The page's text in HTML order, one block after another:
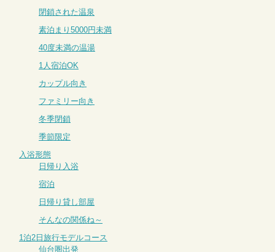
閉鎖された温泉
素泊まり5000円未満
40度未満の温湯
1人宿泊OK
カップル向き
ファミリー向き
冬季閉鎖
季節限定
入浴形態
日帰り入浴
宿泊
日帰り貸し部屋
そんなの関係ね～
1泊2日旅行モデルコース
仙台圏出発